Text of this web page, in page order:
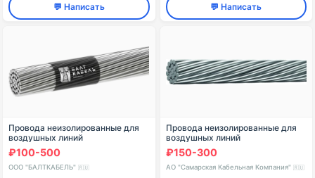
💬 Написать 💬 Написать
Провода неизолированные для
воздушных линий
электропередачи марки А
₽100-500
ООО "БАЛТКАБЕЛЬ" 🇷🇺
Провода неизолированные для
воздушных линий
электропередачи А
₽150-300
АО "Самарская Кабельная Компания" 🇷🇺